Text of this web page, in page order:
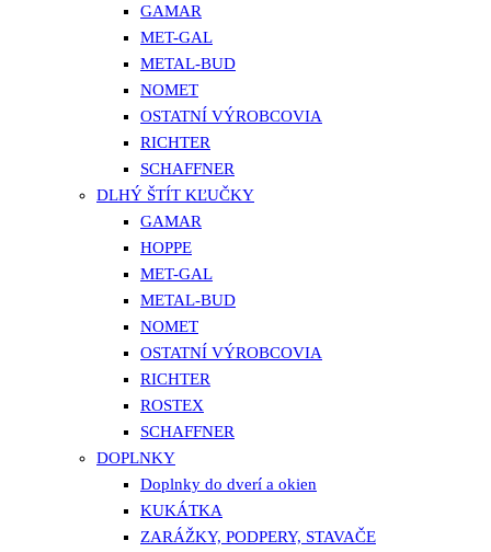
GAMAR
MET-GAL
METAL-BUD
NOMET
OSTATNÍ VÝROBCOVIA
RICHTER
SCHAFFNER
DLHÝ ŠTÍT KĽUČKY
GAMAR
HOPPE
MET-GAL
METAL-BUD
NOMET
OSTATNÍ VÝROBCOVIA
RICHTER
ROSTEX
SCHAFFNER
DOPLNKY
Doplnky do dverí a okien
KUKÁTKA
ZARÁŽKY, PODPERY, STAVAČE